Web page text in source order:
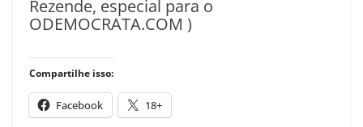
Rezende, especial para o
ODEMOCRATA.COM )
Compartilhe isso:
Facebook 18+